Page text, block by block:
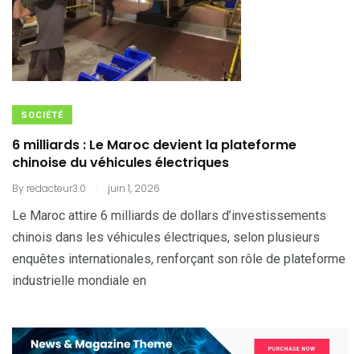
SOCIÉTÉ
6 milliards : Le Maroc devient la plateforme
chinoise du véhicules électriques
By redacteur3.0 . juin 1, 2026
Le Maroc attire 6 milliards de dollars d’investissements
chinois dans les véhicules électriques, selon plusieurs
enquêtes internationales, renforçant son rôle de plateforme
industrielle mondiale en